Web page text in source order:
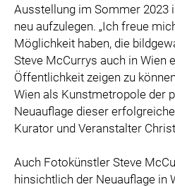
Ausstellung im Sommer 2023
neu aufzulegen. „Ich freue
Möglichkeit haben, die
Steve McCurrys auch in Wien
Öffentlichkeit zeigen zu
Wien als Kunstmetropole der
Neuauflage dieser
Kurator und Veranstalter
Auch Fotokünstler Steve
hinsichtlich der Neuauflage in